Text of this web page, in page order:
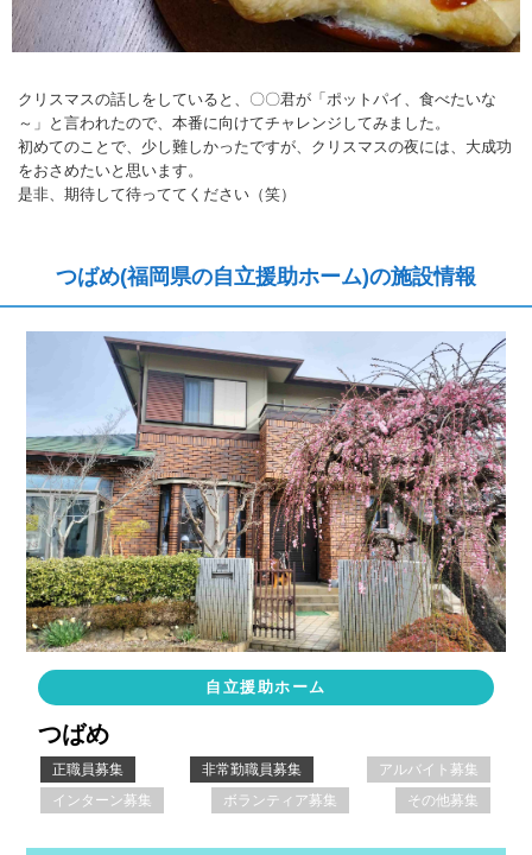
クリスマスの話しをしていると、〇〇君が「ポットパイ、食べたいな
～」と言われたので、本番に向けてチャレンジしてみました。
初めてのことで、少し難しかったですが、クリスマスの夜には、大成功
をおさめたいと思います。
是非、期待して待っててください（笑）
つばめ(福岡県の自立援助ホーム)の施設情報
自立援助ホーム
つばめ
正職員募集 非常勤職員募集
アルバイト募集
インターン募集
ボランティア募集 その他募集